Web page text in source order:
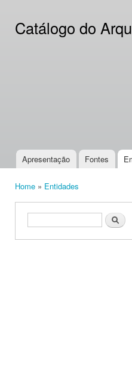
Catálogo do
Main menu
Apresentação Fontes
Home » Entidades
Search form Search